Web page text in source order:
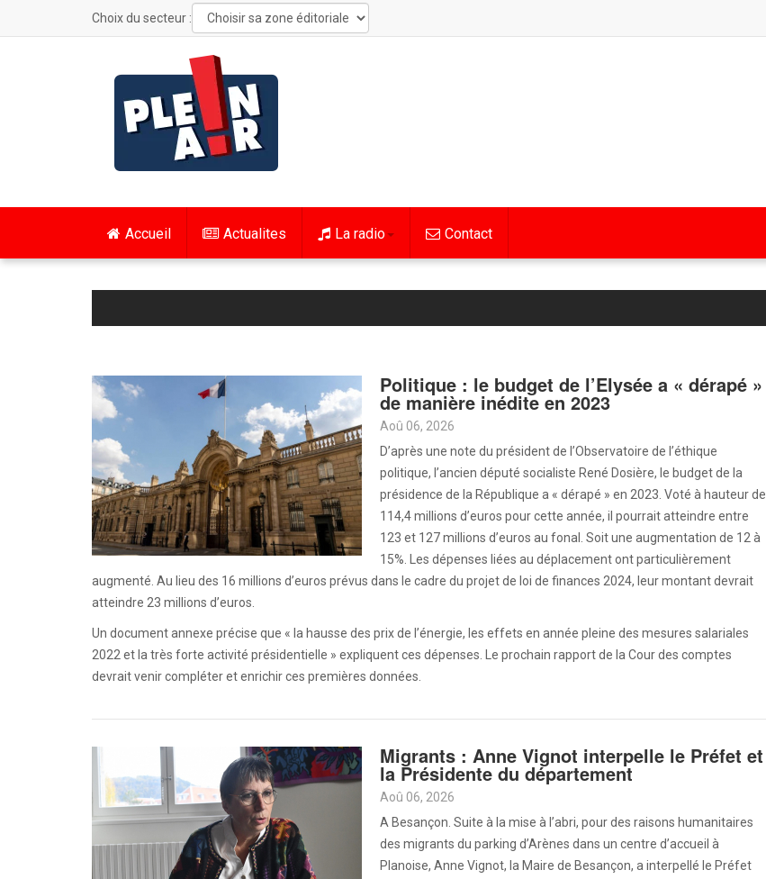
Choix du secteur :
Accueil Actualites La radio Contact
Politique : le budget de l’Elysée a « dérapé »
de manière inédite en 2023
Aoû 06, 2026
D’après une note du président de l’Observatoire de l’éthique
politique, l’ancien député socialiste René Dosière, le budget de la
présidence de la République a « dérapé » en 2023. Voté à hauteur de
114,4 millions d’euros pour cette année, il pourrait atteindre entre
123 et 127 millions d’euros au fonal. Soit une augmentation de 12 à
15%. Les dépenses liées au déplacement ont particulièrement
augmenté. Au lieu des 16 millions d’euros prévus dans le cadre du projet de loi de finances 2024, leur montant devrait
atteindre 23 millions d’euros.
Un document annexe précise que « la hausse des prix de l’énergie, les effets en année pleine des mesures salariales
2022 et la très forte activité présidentielle » expliquent ces dépenses. Le prochain rapport de la Cour des comptes
devrait venir compléter et enrichir ces premières données.
Migrants : Anne Vignot interpelle le Préfet et
la Présidente du département
Aoû 06, 2026
A Besançon. Suite à la mise à l’abri, pour des raisons humanitaires
des migrants du parking d’Arènes dans un centre d’accueil à
Planoise, Anne Vignot, la Maire de Besançon, a interpellé le Préfet